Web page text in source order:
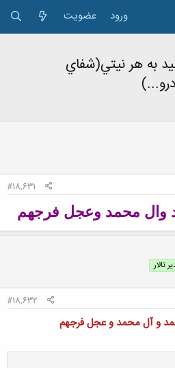
ورود عضویت
به هر نيتي(شفاي
#18,631
وال محمد وعجل فرجهم
تالار
#18,632
و آل محمد و عجل فرجهم